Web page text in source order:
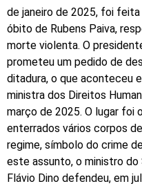
de janeiro de 2025, foi
óbito de Rubens Paiva,
morte violenta. O
prometeu um pedido de
ditadura, o que aconteceu
ministra dos Direitos
março de 2025. O lugar foi
enterrados vários corpos
regime, símbolo do crime
este assunto, o ministro do
Flávio Dino defendeu, em